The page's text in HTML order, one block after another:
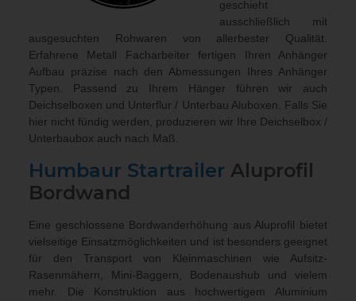
geschieht
ausschließlich mit
ausgesuchten Rohwaren von allerbester Qualität.
Erfahrene Metall Facharbeiter fertigen Ihren Anhänger
Aufbau präzise nach den Abmessungen Ihres Anhänger
Typen. Passend zu Ihrem Hänger führen wir auch
Deichselboxen und Unterflur / Unterbau Aluboxen . Falls Sie
hier nicht fündig werden, produzieren wir Ihre Deichselbox /
Unterbaubox auch nach Maß
Humbaur Startrailer Aluprofil
Bordwand
Eine geschlossene Bordwanderhöhung aus Aluprofil bietet
vielseitige Einsatzmöglichkeiten und ist besonders geeignet
für den Transport von Kleinmaschinen wie Aufsitz-
Rasenmähern, Mini-Baggern, Bodenaushub und vielem
mehr. Die Konstruktion aus hochwertigem Aluminium